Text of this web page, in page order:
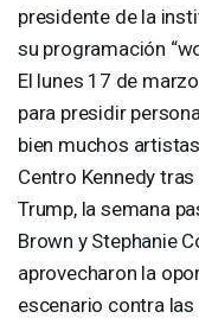
presidente de la
su programación
El lunes 17 de
para presidir
bien muchos
Centro Kennedy
Trump, la semana
Brown y Stephanie
aprovecharon la
escenario contra las